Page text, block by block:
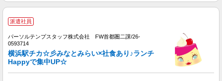
派遣社員
パーソルテンプスタッフ株式会社 FW首都圏二課/26-
0593714
横浜駅チカ☆彡みなとみらい×社食あり♪ランチ
Happyで集中UP☆